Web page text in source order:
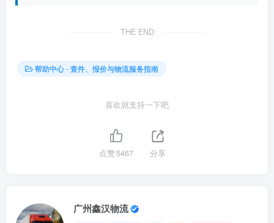
THE END
帮助中心 - 查件、报价与物流服务指南
喜欢就支持一下吧
点赞5467 分享
广州鑫汉物流